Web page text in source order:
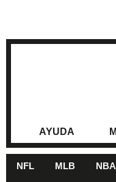
AYUDA
NFL MLB NBA